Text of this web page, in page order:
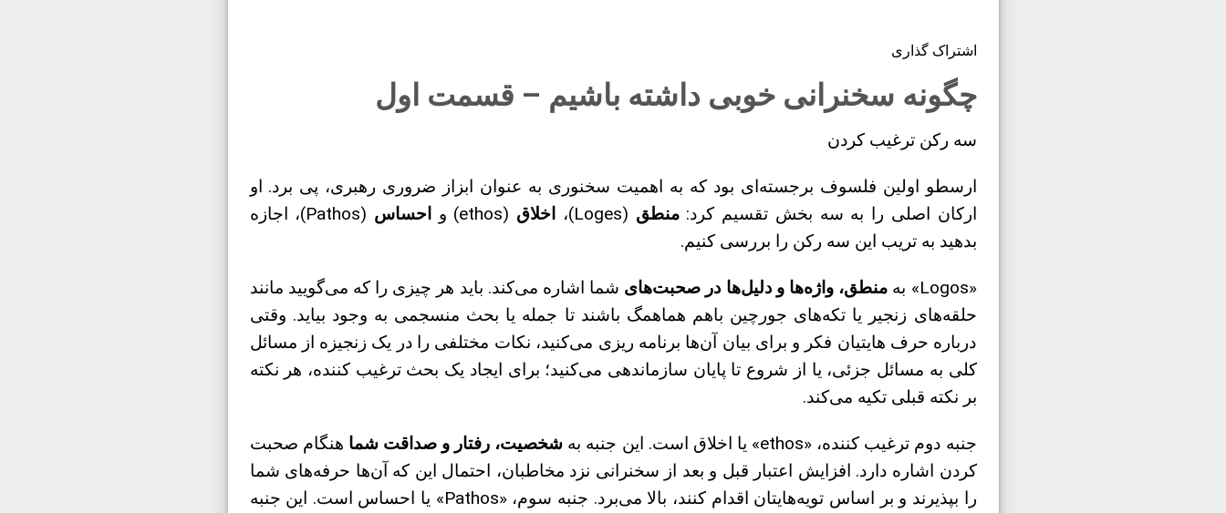
اشتراک گذاری
چگونه سخنرانی خوبی داشته باشیم – قسمت اول
سه رکن ترغیب کردن
ارسطو اولین فلسوف برجسته‌ای بود که به اهمیت سخنوری به عنوان ابزاز ضروری رهبری، پی برد. او
ارکان اصلی را به سه بخش تقسیم کرد:منطق (Loges)، اخلاق (ethos) و احساس
(Pathos)، اجازه
بدهید به تریب این سه رکن را بررسی کنیم.
«Logos» به منطق، واژه‌ها و دلیل‌ها در صحبت‌های شما اشاره می‌کند. باید هر چیزی را که می‌گویید مانند
حلقه‌های زنجیر یا تکه‌های جورچین باهم هماهمگ باشند تا جمله یا بحث منسجمی به وجود بیاید. وقتی
درباره حرف هایتیان فکر و برای بیان آن‌ها برنامه ریزی می‌کنید، نکات مختلفی را در یک زنجیزه از مسائل
کلی به مسائل جزئی، یا از شروع تا پایان سازماندهی می‌کنید؛ برای ایجاد یک بحث ترغیب کننده، هر نکته
بر نکته قبلی تکیه می‌کند.
جنبه دوم ترغیب کننده، «ethos» یا اخلاق است. این جنبه به شخصیت، رفتار و صداقت شما هنگام صحبت
کردن اشاره دارد. افزایش اعتبار قبل و بعد از سخنرانی نزد مخاطبان، احتمال این که آن‌ها حرفه‌های شما
را بپذیرند و بر اساس تویه‌هایتان اقدام کنند، بالا می‌برد. جنبه سوم، «Pathos» یا احساس است. این جنبه